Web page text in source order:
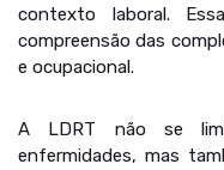
contexto laboral.
compreensão das
e ocupacional.
A LDRT não se
enfermidades, mas